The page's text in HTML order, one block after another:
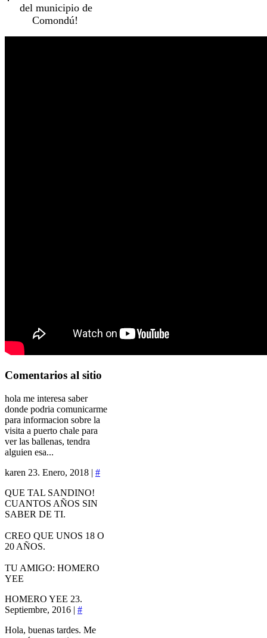
del municipio de
Comondú!
Comentarios al sitio
hola me interesa saber
donde podria comunicarme
para informacion sobre la
visita a puerto chale para
ver las ballenas, tendra
alguien esa...
karen 23. Enero, 2018 | #
QUE TAL SANDINO!
CUANTOS AÑOS SIN
SABER DE TI.
CREO QUE UNOS 18 O
20 AÑOS.
TU AMIGO: HOMERO
YEE
HOMERO YEE 23.
Septiembre, 2016 | #
Hola, buenas tardes. Me